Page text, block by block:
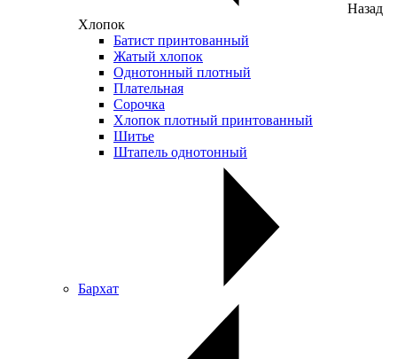
Назад
Хлопок
Батист принтованный
Жатый хлопок
Однотонный плотный
Плательная
Сорочка
Хлопок плотный принтованный
Шитье
Штапель однотонный
Бархат